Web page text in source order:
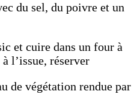
du sel, du poivre et un
et cuire dans un four à
l’issue, réserver
de végétation rendue par